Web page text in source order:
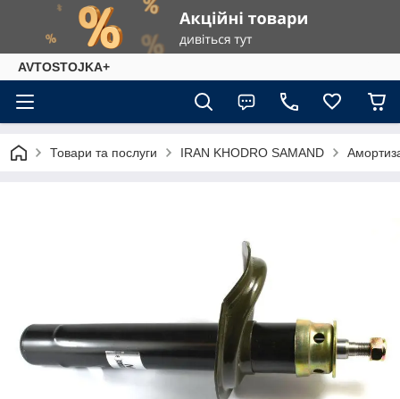
AVTOSTOJKA+
Товари та послуги IRAN KHODRO SAMAND